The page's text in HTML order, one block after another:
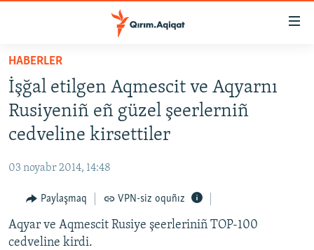
Esas
mündericege
qaytmaq
Baş
navigatsiyağa
qaytmaq
Qıdıruvğa
qaytmaq
HABERLER
SİYASET
İQTİSADİYAT
MEDENİYET
İNSAN AQLARI
VİDEO
HABERLER
İşğal etilgen Aqmescit ve Aqyarnı
Rusiyeniñ eñ güzel şeerlerniñ
cedveline kirsettiler
03 noyabr 2014, 14:48
Paylaşmaq VPN-siz oquñız
Aqyar ve Aqmescit Rusiye şeerleriniñ TOP-100
cedveline kirdi.